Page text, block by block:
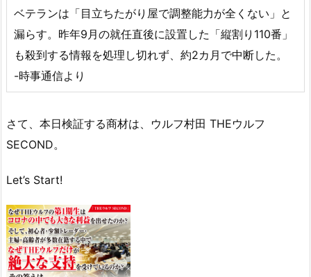
ベテランは「目立ちたがり屋で調整能力が全くない」と
漏らす。昨年9月の就任直後に設置した「縦割り110番」
も殺到する情報を処理し切れず、約2カ月で中断した。
-時事通信より
さて、本日検証する商材は、ウルフ村田 THEウルフ
SECOND。
Let’s Start!